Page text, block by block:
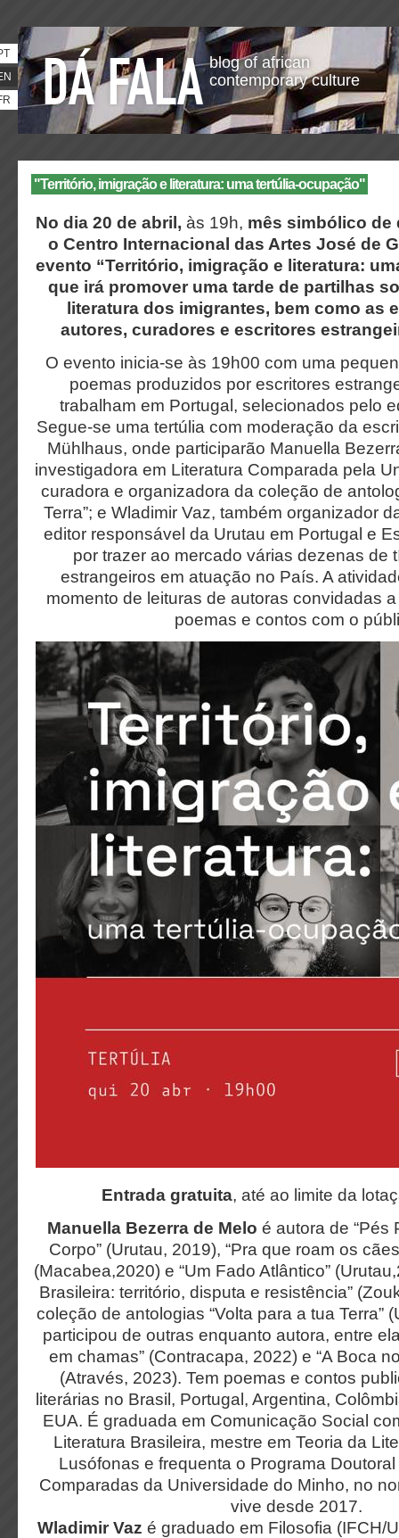
blog of african
contemporary culture
"Território, imigração e literatura: uma tertúlia-ocupação"
No dia 20 de abril, às 19h, mês simbólico de
o Centro Internacional das Artes José de
evento “Território, imigração e literatura:
que irá promover uma tarde de partilhas
literatura dos imigrantes, bem como as
autores, curadores e escritores
O evento inicia-se às 19h00 com uma
poemas produzidos por escritores
trabalham em Portugal, selecionados pelo
Segue-se uma tertúlia com moderação da
Mühlhaus, onde participarão Manuella
investigadora em Literatura Comparada pela
curadora e organizadora da coleção de
Terra”; e Wladimir Vaz, também organizador
editor responsável da Urutau em Portugal e
por trazer ao mercado várias dezenas de
estrangeiros em atuação no País. A
momento de leituras de autoras convidadas
poemas e contos com o
Entrada gratuita, até ao limite da
Manuella Bezerra de Melo é autora de “Pés
Corpo” (Urutau, 2019), “Pra que roam os
(Macabea,2020) e “Um Fado Atlântico”
Brasileira: território, disputa e resistência”
coleção de antologias “Volta para a tua Terra”
participou de outras enquanto autora, entre
em chamas” (Contracapa, 2022) e “A Boca
(Através, 2023). Tem poemas e contos
literárias no Brasil, Portugal, Argentina,
EUA. É graduada em Comunicação Social
Literatura Brasileira, mestre em Teoria da
Lusófonas e frequenta o Programa
Comparadas da Universidade do Minho, no
vive desde 2017.
Wladimir Vaz é graduado em Filosofia (IFCH/